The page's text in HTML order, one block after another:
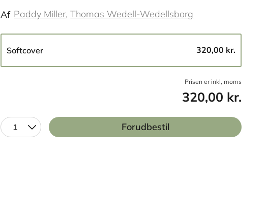
Af Paddy Miller Thomas Wedell-Wedellsborg
Softcover 320,00 kr.
Prisen er inkl, moms
320,00 kr.
1 Forudbestil